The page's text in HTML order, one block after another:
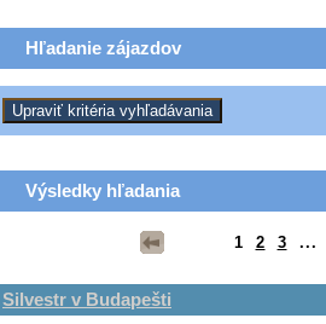
Hľadanie zájazdov
Výsledky hľadania
1 2 3 ...
Silvestr v Budapešti